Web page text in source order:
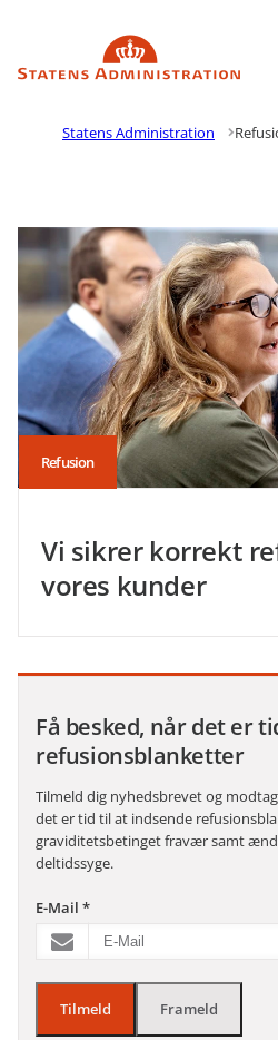
Gå til forsiden
Statens Administration
Refusion
Vi sikrer korrekt
vores kunder
Få besked, når det er
refusionsblanketter
Tilmeld dig nyhedsbrevet og
det er tid til at indsende
graviditetsbetinget fravær samt
deltidssyge.
E-Mail *
Tilmeld Frameld